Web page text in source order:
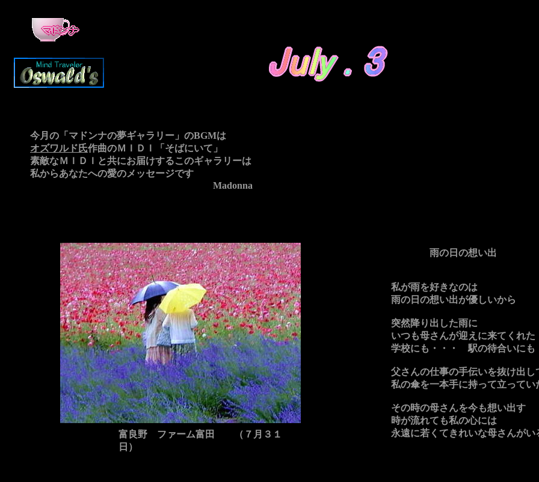
今月の「マドンナの夢ギャラリー」のBGMは
オズワルド氏作曲のＭＩＤＩ「そばにいて」
素敵なＭＩＤＩと共にお届けするこのギャラリーは
私からあなたへの愛のメッセージです
Madonna
富良野 ファーム富田 （７月３１
日）
雨の日の想い出
私が雨を好きなのは
雨の日の想い出が優しいから
突然降り出した雨に
いつも母さんが迎えに来てくれた
学校にも・・・ 駅の待合いにも
父さんの仕事の手伝いを抜け出し
私の傘を一本手に持って立ってい
その時の母さんを今も想い出す
時が流れても私の心には
永遠に若くてきれいな母さんがい